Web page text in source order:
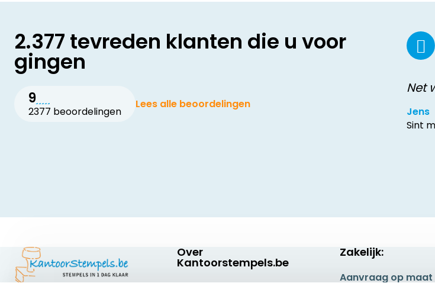
2.377 tevreden klanten die u voor
gingen
9
2377 beoordelingen
Lees alle beoordelingen
Net
Jens
Sint
Over
Kantoorstempels.be
Zakelijk:
Aanvraag op maat